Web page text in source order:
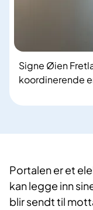
Signe Øien
koordinerende
Portalen er et
kan legge inn
blir sendt til